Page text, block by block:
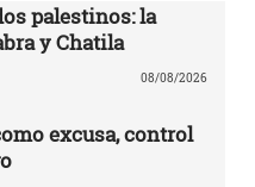
palestinos: la
y Chatila
08/08/2026
excusa, control